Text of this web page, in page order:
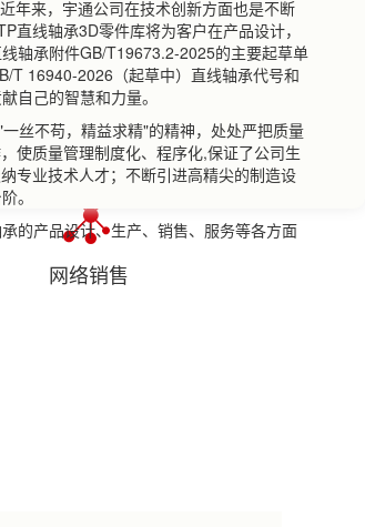
年来，宇通公司在技术创新方面也是不断
直线轴承3D零件库将为客户在产品设计，
轴承附件GB/T19673.2-2025的主要起草单
T 16940-2026（起草中）直线轴承代号和
自己的智慧和力量。
丝不苟，精益求精"的精神，处处严把质量
使质量管理制度化、程序化,保证了公司生
专业技术人才；不断引进高精尖的制造设
。
的产品设计、生产、销售、服务等各方面
网络销售